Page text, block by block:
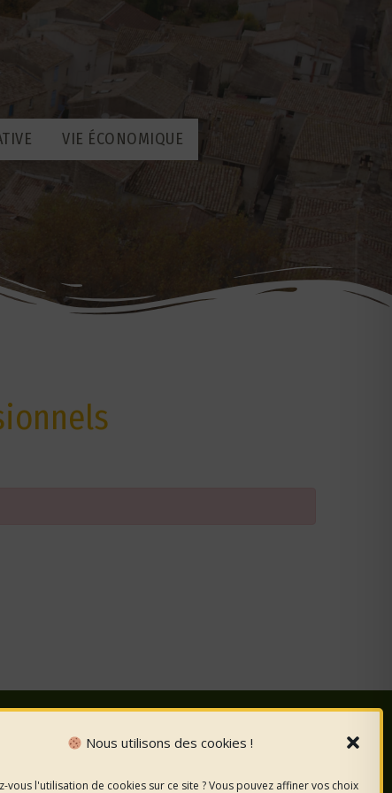
Nous utilisons des cookies !
vous l'utilisation de cookies sur ce site ? Vous pouvez affiner vos choix
VIE ÉCONOMIQUE